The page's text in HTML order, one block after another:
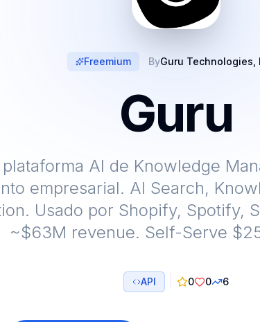
Freemium ByGuru Technologies,
Guru
AI de Knowledge
empresarial. AI Search,
Usado por Shopify, Spotify,
~$63M revenue. Self-Serve
API 0 0 6